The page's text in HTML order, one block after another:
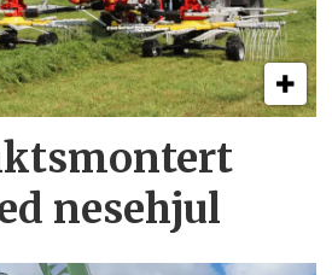
nesehjul